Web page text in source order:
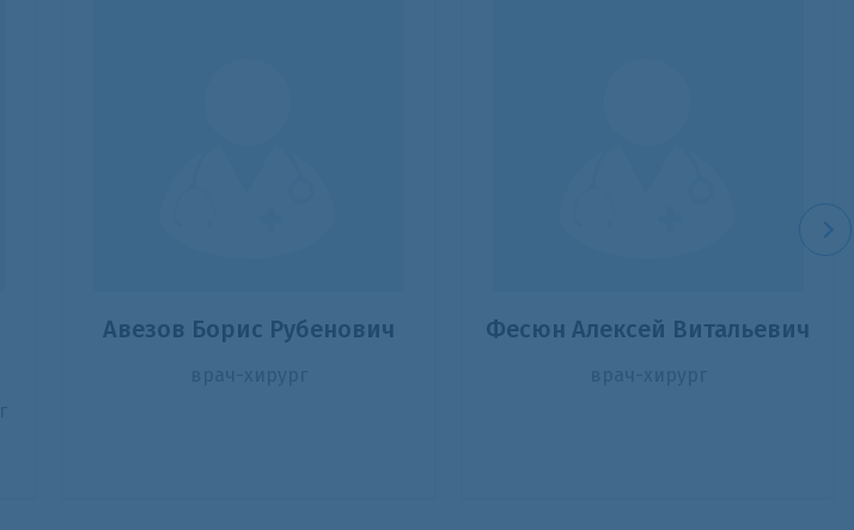
Авезов Борис Рубенович Фесюн Алексей Витальевич